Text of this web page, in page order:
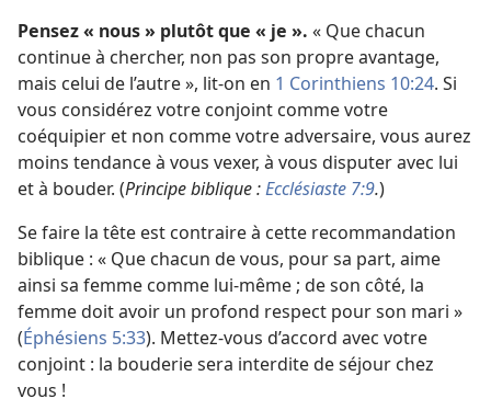
Pensez « nous » plutôt que « je ». « Que chacun
continue à chercher, non pas son propre avantage,
mais celui de l’autre », lit-on en 1 Corinthiens 10:24. Si
vous considérez votre conjoint comme votre
coéquipier et non comme votre adversaire, vous aurez
moins tendance à vous vexer, à vous disputer avec lui
et à bouder. (Principe biblique :Ecclésiaste 7:9.)
Se faire la tête est contraire à cette recommandation
biblique : « Que chacun de vous, pour sa part, aime
ainsi sa femme comme lui-même ; de son côté, la
femme doit avoir un profond respect pour son mari »
(Éphésiens 5:33). Mettez-vous d’accord avec votre
conjoint : la bouderie sera interdite de séjour chez
vous !